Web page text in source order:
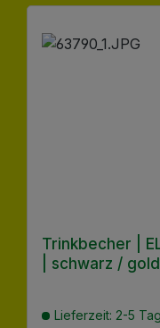
Produktgalerie
Trinkbecher |
| schwarz / gold
Lieferzeit: 2-5